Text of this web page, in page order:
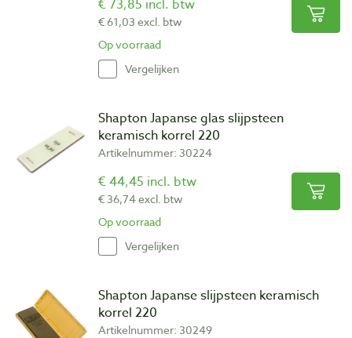
€ 73,85 incl. btw
€ 61,03 excl. btw
Op voorraad
Vergelijken
Shapton Japanse glas slijpsteen
keramisch korrel 220
Artikelnummer: 30224
€ 44,45 incl. btw
€ 36,74 excl. btw
Op voorraad
Vergelijken
Shapton Japanse slijpsteen keramisch
korrel 220
Artikelnummer: 30249